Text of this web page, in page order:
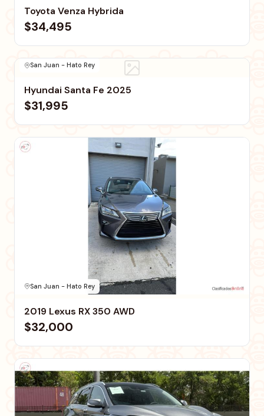
Toyota Venza Hybrida
$34,495
San Juan - Hato Rey
Hyundai Santa Fe 2025
$31,995
San Juan - Hato Rey
2019 Lexus RX 350 AWD
$32,000